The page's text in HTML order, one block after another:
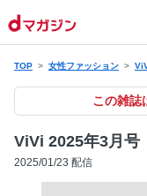
TOP 女性ファッション
この雑誌
ViVi 2025年3月号
2025/01/23 配信